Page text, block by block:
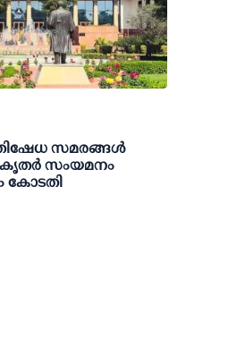
സമരങ്ങള്‍
സംയമനം
കോടതി